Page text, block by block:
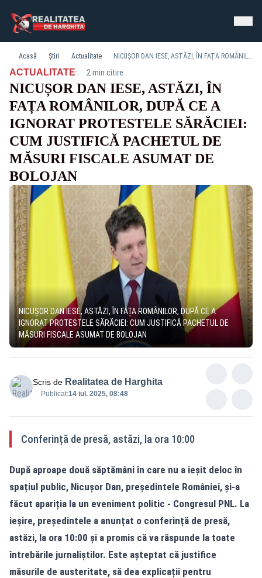
Acasă Știri Actualitate NICUȘOR DAN IESE, ASTĂZI, ÎN FAȚA ROMÂNILOR, DUPĂ CE A IGNORAT PROTESTELE SĂRĂCIEI: CUM JUSTIFICĂ PACHETUL DE MĂSURI FISCALE ASUMAT DE BOLOJAN
ACTUALITATE· 2 min citire
NICUȘOR DAN IESE, ASTĂZI, ÎN
FAȚA ROMÂNILOR, DUPĂ CE A
IGNORAT PROTESTELE SĂRĂCIEI:
CUM JUSTIFICĂ PACHETUL DE
MĂSURI FISCALE ASUMAT DE
BOLOJAN
NICUȘOR DAN IESE, ASTĂZI, ÎN FAȚA ROMÂNILOR, DUPĂ CE A
IGNORAT PROTESTELE SĂRĂCIEI: CUM JUSTIFICĂ PACHETUL DE
MĂSURI FISCALE ASUMAT DE BOLOJAN
Scris de Realitatea de Harghita
Publicat:14 iul. 2025, 08:48
Conferință de presă, astăzi, la ora 10:00
După aproape două săptămâni în care nu a ieșit deloc în
spațiul public, Nicușor Dan, președintele României, și-a
făcut apariția la un eveniment politic - Congresul PNL. La
ieșire, președintele a anunțat o conferință de presă,
astăzi, la ora 10:00 și a promis că va răspunde la toate
întrebările jurnaliștilor. Este așteptat că justifice
măsurile de austeritate, să dea explicații pentru